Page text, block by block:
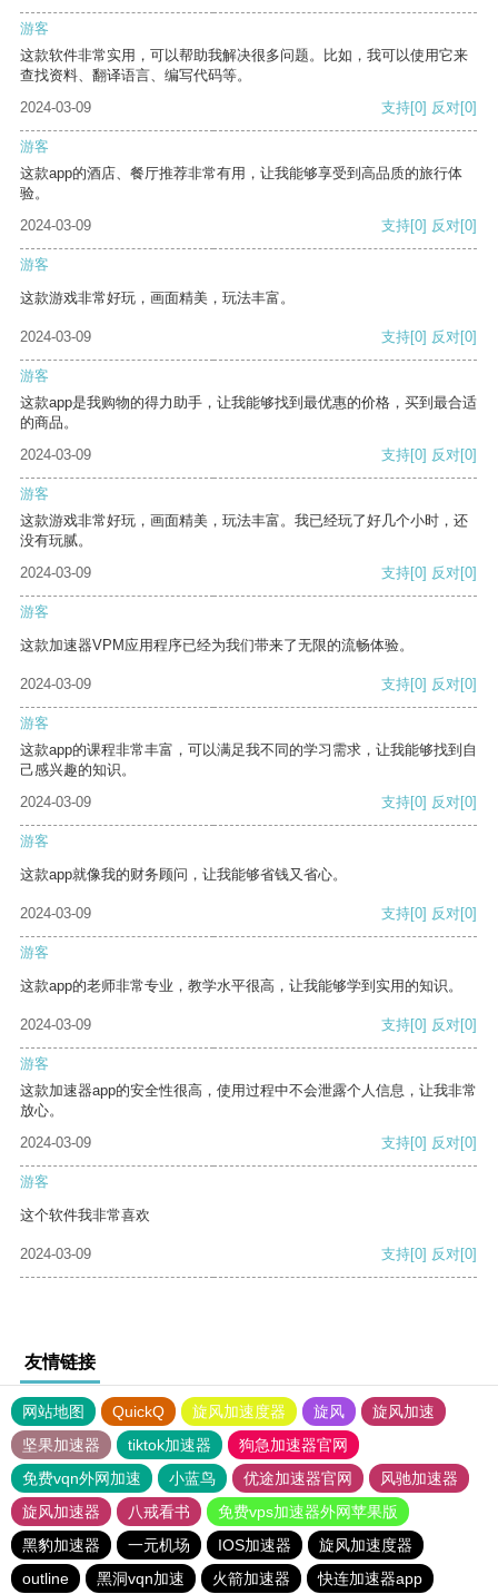
游客
这款软件非常实用，可以帮助我解决很多问题。比如，我可以使用它来
查找资料、翻译语言、编写代码等。
2024-03-09
支持[0] 反对[0]
游客
这款app的酒店、餐厅推荐非常有用，让我能够享受到高品质的旅行体
验。
2024-03-09
支持[0] 反对[0]
游客
这款游戏非常好玩，画面精美，玩法丰富。
2024-03-09 支持[0] 反对[0]
游客
这款app是我购物的得力助手，让我能够找到最优惠的价格，买到最合适
的商品。
2024-03-09
支持[0] 反对[0]
游客
这款游戏非常好玩，画面精美，玩法丰富。我已经玩了好几个小时，还
没有玩腻。
2024-03-09
支持[0] 反对[0]
游客
这款加速器VPM应用程序已经为我们带来了无限的流畅体验。
2024-03-09 支持[0] 反对[0]
游客
这款app的课程非常丰富，可以满足我不同的学习需求，让我能够找到自
己感兴趣的知识。
2024-03-09
支持[0] 反对[0]
游客
这款app就像我的财务顾问，让我能够省钱又省心。
2024-03-09 支持[0] 反对[0]
游客
这款app的老师非常专业，教学水平很高，让我能够学到实用的知识。
2024-03-09 支持[0] 反对[0]
游客
这款加速器app的安全性很高，使用过程中不会泄露个人信息，让我非常
放心。
2024-03-09
支持[0] 反对[0]
游客
这个软件我非常喜欢
2024-03-09 支持[0] 反对[0]
友情链接
网站地图 QuickQ 旋风加速度器 旋风
旋风加速
坚果加速器
tiktok加速器
狗急加速器官网
免费vqn外网加速
小蓝鸟 优途加速器官网
风驰加速器
旋风加速器
八戒看书
免费vps加速器外网苹果版
黑豹加速器
一元机场 IOS加速器
旋风加速度器
outline
黑洞vqn加速 火箭加速器 快连加速器app